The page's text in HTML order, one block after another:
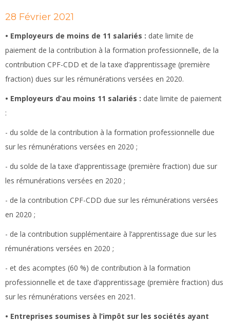
28 Février 2021
• Employeurs de moins de 11 salariés : date limite de
paiement de la contribution à la formation professionnelle, de la
contribution CPF-CDD et de la taxe d’apprentissage (première
fraction) dues sur les rémunérations versées en 2020.
• Employeurs d’au moins 11 salariés : date limite de paiement
:
- du solde de la contribution à la formation professionnelle due
sur les rémunérations versées en 2020 ;
- du solde de la taxe d’apprentissage (première fraction) due sur
les rémunérations versées en 2020 ;
- de la contribution CPF-CDD due sur les rémunérations versées
en 2020 ;
- de la contribution supplémentaire à l’apprentissage due sur les
rémunérations versées en 2020 ;
- et des acomptes (60 %) de contribution à la formation
professionnelle et de taxe d’apprentissage (première fraction) dus
sur les rémunérations versées en 2021.
• Entreprises soumises à l’impôt sur les sociétés ayant